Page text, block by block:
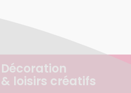
Décoration
& loisirs créatifs